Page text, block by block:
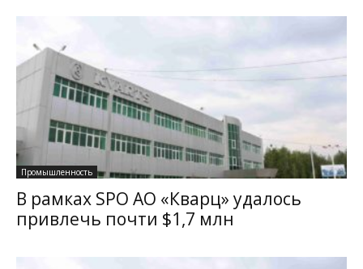
Промышленность
В рамках SPO АО «Кварц» удалось
привлечь почти $1,7 млн